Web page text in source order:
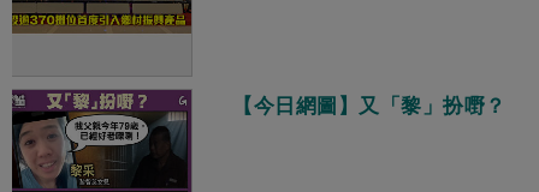
【今日網圖】又「黎」扮嘢？